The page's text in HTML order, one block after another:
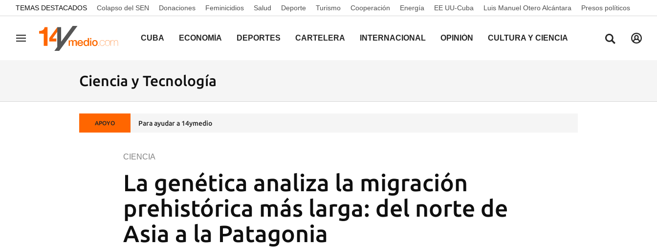
common.go-to-content
TEMAS DESTACADOS Colapso del SEN Donaciones Feminicidios Salud Deporte Turismo Cooperación Energía EE UU-Cuba Luis Manuel Otero Alcántara Presos políticos
Navegación CUBA ECONOMÍA DEPORTES CARTELERA INTERNACIONAL OPINIÓN CULTURA Y CIENCIA
Ciencia y Tecnología
APOYO Para ayudar a 14ymedio
La genética analiza la migración
prehistórica más larga: del norte de
Asia a la Patagonia
CIENCIA